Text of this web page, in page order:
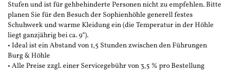
Stufen und ist für gehbehinderte Personen nicht zu empfehlen. Bitte
planen Sie für den Besuch der Sophienhöhle generell festes
Schuhwerk und warme Kleidung ein (die Temperatur in der Höhle
liegt ganzjährig bei ca. 9°).
• Ideal ist ein Abstand von 1,5 Stunden zwischen den Führungen
Burg & Höhle
• Alle Preise zzgl. einer Servicegebühr von 3,5 % pro Bestellung